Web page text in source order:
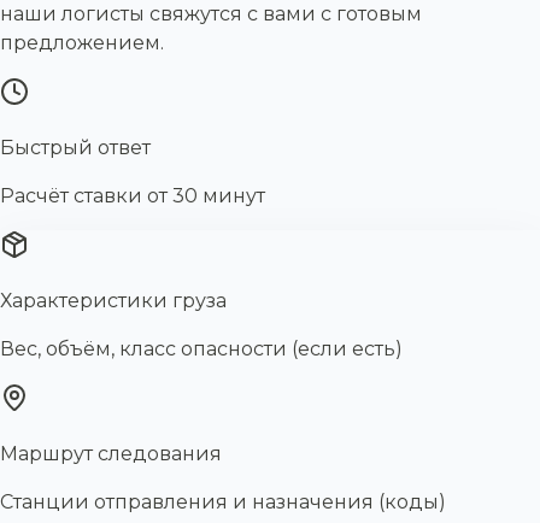
наши логисты свяжутся с вами с готовым
предложением.
Быстрый ответ
Расчёт ставки от 30 минут
Характеристики груза
Вес, объём, класс опасности (если есть)
Маршрут следования
Станции отправления и назначения (коды)